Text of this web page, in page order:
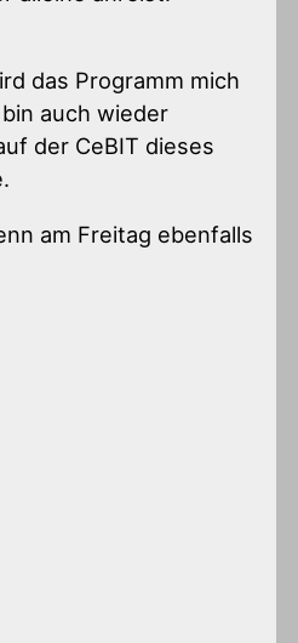
das Programm mich
auch wieder
der CeBIT dieses
am Freitag ebenfalls